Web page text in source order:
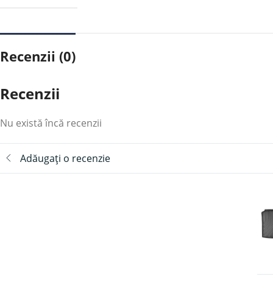
Recenzii (0)
Recenzii
Nu există încă recenzii
Adăugați o recenzie